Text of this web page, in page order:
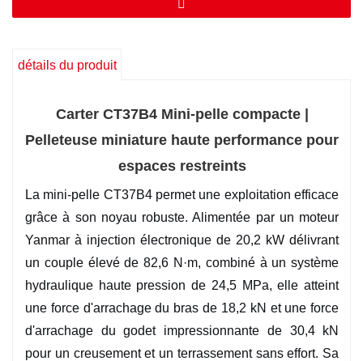
✅ Moteur Yanmar 3TNV88 –
Économe en carburant et extrêmement fiable.
Affrontez les terrains escarpés sans effort.
✅ Rayon de braquage arrière ultra-court de
murs et des obstacles.
✅ Pression au sol de 32,0 kPa – Protégez les
surfaces délicates pendant le travail.
détails du produit
Carter CT37B4 Mini-pelle compacte |
Pelleteuse miniature haute performance pour
espaces restreints
La mini-pelle CT37B4 permet une exploitation efficace
grâce à son noyau robuste. Alimentée par un moteur
Yanmar à injection électronique de 20,2 kW délivrant
un couple élevé de 82,6 N·m, combiné à un système
hydraulique haute pression de 24,5 MPa, elle atteint
une force d'arrachage du bras de 18,2 kN et une force
d'arrachage du godet impressionnante de 30,4 kN
pour un creusement et un terrassement sans effort. Sa